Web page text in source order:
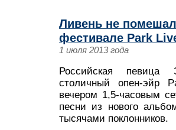
Ливень не
фестивале Park
1 июля 2013 года
Российская певица
столичный опен-эйр
вечером 1,5-часовым
песни из нового
тысячами поклонников.